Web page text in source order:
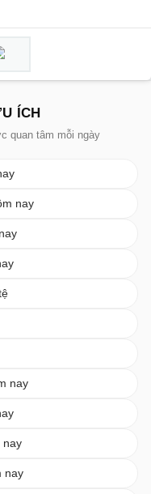
ÍCH
quan tâm mỗi ngày
nay
nay
nay
nay